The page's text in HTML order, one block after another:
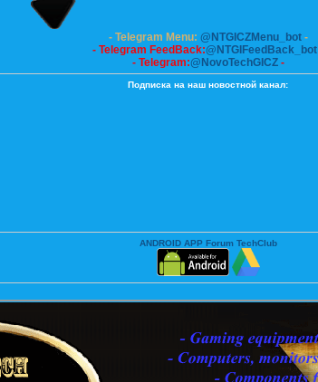
- Telegram Menu: @NTGICZMenu_bot-
- Telegram FeedBack:@NTGIFeedBack_bot
- Telegram:@NovoTechGICZ-
Подписка на наш новостной канал:
ANDROID APP Forum TechClub